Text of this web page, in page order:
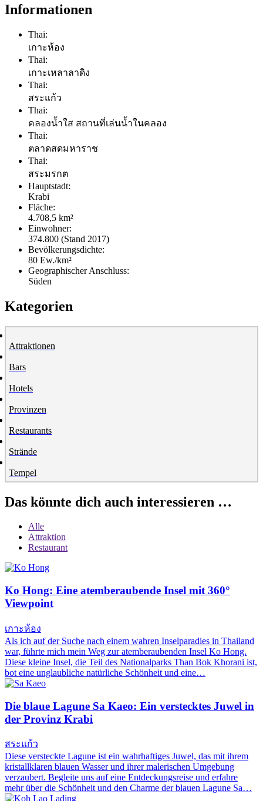
Informationen
Thai:
เกาะห้อง
Thai:
เกาะเหลาลาดิง
Thai:
สระแก้ว
Thai:
คลองน้ำใส สถานที่เล่นน้ำในคลอง
Thai:
ตลาดสดมหาราช
Thai:
สระมรกต
Hauptstadt:
Krabi
Fläche:
4.708,5 km²
Einwohner:
374.800 (Stand 2017)
Bevölkerungsdichte:
80 Ew./km²
Geographischer Anschluss:
Süden
Kategorien
Attraktionen
Bars
Hotels
Provinzen
Restaurants
Strände
Tempel
Das könnte dich auch interessieren …
Alle
Attraktion
Restaurant
Ko Hong: Eine atemberaubende Insel mit 360°
Viewpoint
เกาะห้อง
Als ich auf der Suche nach einem wahren Inselparadies in Thailand
war, führte mich mein Weg zur atemberaubenden Insel Ko Hong.
Diese kleine Insel, die Teil des Nationalparks Than Bok Khorani ist,
bot eine unglaubliche natürliche Schönheit und eine…
Die blaue Lagune Sa Kaeo: Ein verstecktes Juwel in
der Provinz Krabi
สระแก้ว
Diese versteckte Lagune ist ein wahrhaftiges Juwel, das mit ihrem
kristallklaren blauen Wasser und ihrer malerischen Umgebung
verzaubert. Begleite uns auf eine Entdeckungsreise und erfahre
mehr über die Schönheit und den Charme der blauen Lagune Sa…